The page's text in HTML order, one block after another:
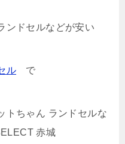
ドセルなどが安い
ル で
トちゃん ランドセルな
赤城